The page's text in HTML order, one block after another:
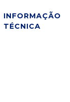
INFORMAÇÃO
TÉCNICA